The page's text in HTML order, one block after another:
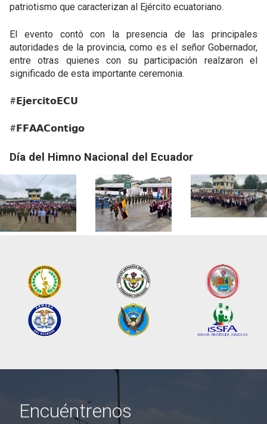
patriotismo que caracterizan al Ejército ecuatoriano.
El evento contó con la presencia de las principales
autoridades de la provincia, como es el señor Gobernador,
entre otras quienes con su participación realzaron el
significado de esta importante ceremonia.
#𝗘𝗷𝗲𝗿𝗰𝗶𝘁𝗼𝗘𝗖𝗨
#𝗙𝗙𝗔𝗔𝗖𝗼𝗻𝘁𝗶𝗴𝗼
Día del Himno Nacional del Ecuador
Encuéntrenos